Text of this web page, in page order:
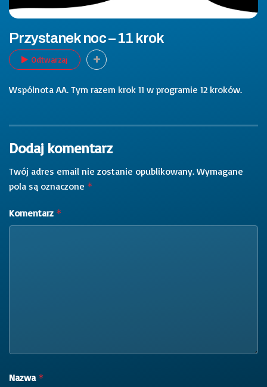
Przystanek noc – 11 krok
Odtwarzaj
Wspólnota AA. Tym razem krok 11 w programie 12 kroków.
Dodaj komentarz
Twój adres email nie zostanie opublikowany. Wymagane
pola są oznaczone *
Komentarz *
Nazwa *